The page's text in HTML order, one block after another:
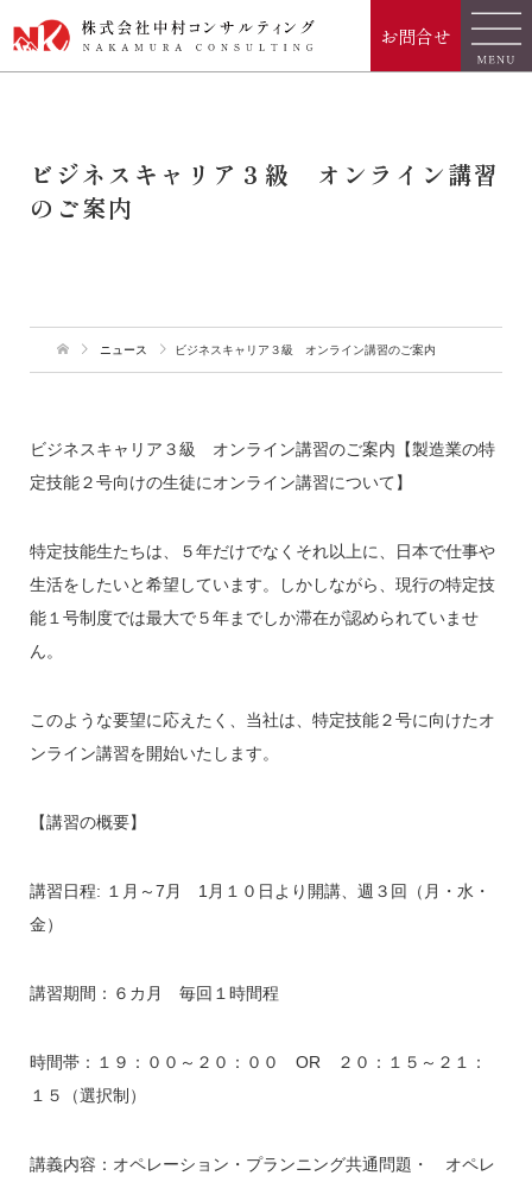
お問合せ
ビジネスキャリア３級 オンライン講習
のご案内
ニュース ビジネスキャリア３級 オンライン講習のご案内
ビジネスキャリア３級 オンライン講習のご案内【製造業の特
定技能２号向けの生徒にオンライン講習について】
特定技能生たちは、５年だけでなくそれ以上に、日本で仕事や
生活をしたいと希望しています。しかしながら、現行の特定技
能１号制度では最大で５年までしか滞在が認められていませ
ん。
このような要望に応えたく、当社は、特定技能２号に向けたオ
ンライン講習を開始いたします。
【講習の概要】
講習日程: １月～7月 1月１０日より開講、週３回（月・水・
金）
講習期間：６カ月 毎回１時間程
時間帯：１９：００～２０：００ OR ２０：１５～２１：
１５（選択制）
講義内容：オペレーション・プランニング共通問題・ オペレ